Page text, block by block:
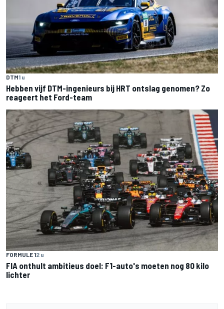
DTM1 u
Hebben vijf DTM-ingenieurs bij HRT ontslag genomen? Zo
reageert het Ford-team
FORMULE 12 u
FIA onthult ambitieus doel: F1-auto's moeten nog 80 kilo
lichter